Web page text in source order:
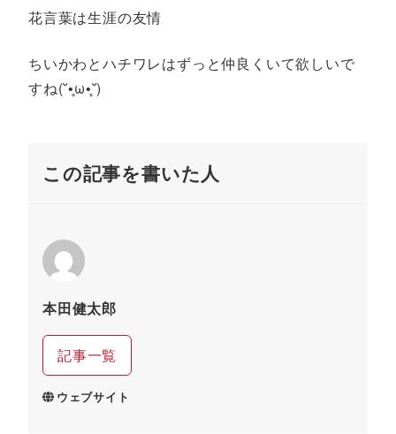
花言葉は生涯の友情
ちいかわとハチワレはずっと仲良くいて欲しいで
すね(˘•̥ω•̥˘)
この記事を書いた人
本田健太郎
記事一覧
ウェブサイト